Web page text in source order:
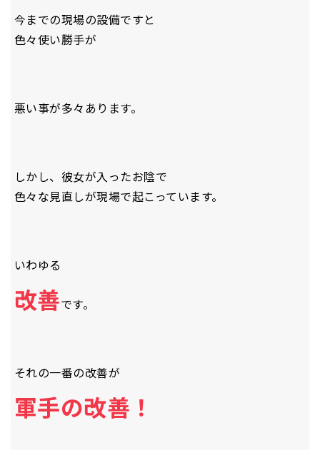
今までの現場の設備ですと
色々使い勝手が
悪い事が多々あります。
しかし、彼女が入ったお陰で
色々な見直しが現場で起こっています。
いわゆる
改善です。
それの一番の改善が
軍手の改善！